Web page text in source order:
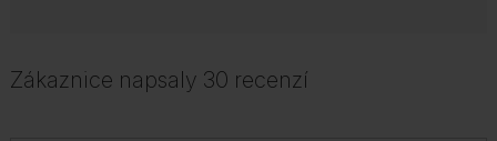
Zákaznice napsaly 30 recenzí